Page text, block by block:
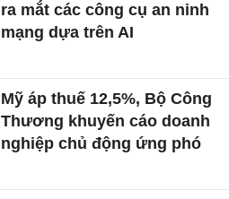
ra mắt các công cụ an ninh
mạng dựa trên AI
Mỹ áp thuế 12,5%, Bộ Công
Thương khuyến cáo doanh
nghiệp chủ động ứng phó